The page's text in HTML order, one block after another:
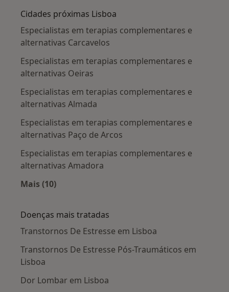
Cidades próximas Lisboa
Especialistas em terapias complementares e
alternativas Carcavelos
Especialistas em terapias complementares e
alternativas Oeiras
Especialistas em terapias complementares e
alternativas Almada
Especialistas em terapias complementares e
alternativas Paço de Arcos
Especialistas em terapias complementares e
alternativas Amadora
Mais (10)
Doenças mais tratadas
Transtornos De Estresse em Lisboa
Transtornos De Estresse Pós-Traumáticos em
Lisboa
Dor Lombar em Lisboa